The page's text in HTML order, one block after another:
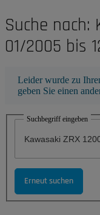
Suche nach:
01/2005 bis
x
Leider wurde zu
geben Sie einen
Suchbegriff eingeben
Erneut suchen